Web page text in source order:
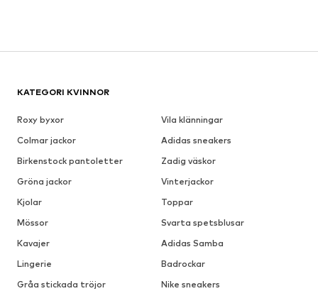
KATEGORI KVINNOR
Roxy byxor
Vila klänningar
Colmar jackor
Adidas sneakers
Birkenstock pantoletter
Zadig väskor
Gröna jackor
Vinterjackor
Kjolar
Toppar
Mössor
Svarta spetsblusar
Kavajer
Adidas Samba
Lingerie
Badrockar
Gråa stickada tröjor
Nike sneakers